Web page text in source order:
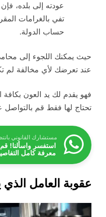
عودته إلى بلده،
تفي بالغرامات
حساب الدولة.
حيث يمكنك اللجوء إلى
عند تعرضك لأي مخالفة لم
فهو يقدم لك يد العون بكافة
تحتاج لها فقط قم بالتواصل
مستشارك القانوني
استفسر واسألنا! قم
معرفة كامل
عقوبة العامل